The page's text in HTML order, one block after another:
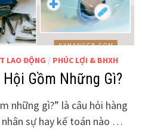
LAO ĐỘNG / PHÚC LỢI & BHXH
Gồm Những Gì?
những gì?” là câu hỏi hàng
sự hay kế toán nào …